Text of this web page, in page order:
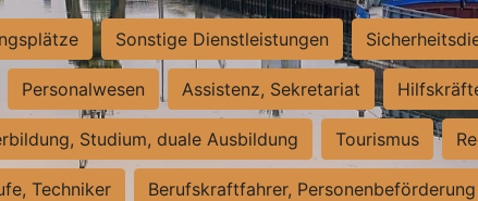
Sonstige Dienstleistungen
Personalwesen Assistenz, Sekretariat
Studium, duale Ausbildung Tourismus
Techniker Berufskraftfahrer, Personenbeförderung